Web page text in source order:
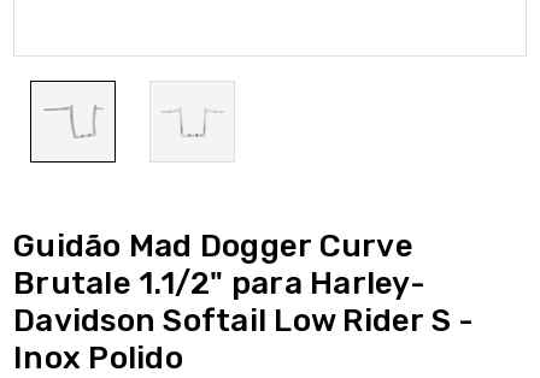
Guidão Mad Dogger Curve
Brutale 1.1/2" para Harley-
Davidson Softail Low Rider S -
Inox Polido